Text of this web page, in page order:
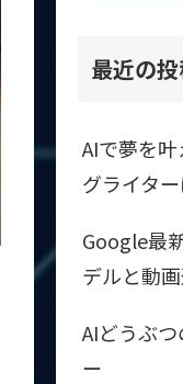
最近の
AIで夢を
グライタ
Google最
デルと動
AIどうぶ
ー